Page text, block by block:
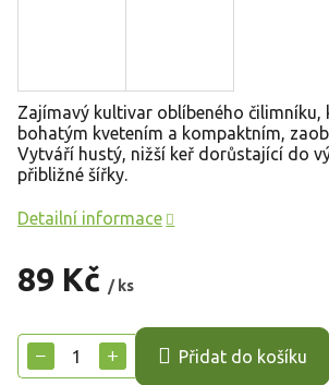
89 Kč / ks
cena:
+
− Přidat do košíku
Zajímavý kultivar oblíbeného čilimníku,
bohatým kvetením a kompaktním,
Vytváří hustý, nižší keř dorůstající do
přibližné šířky.
Detailní informace